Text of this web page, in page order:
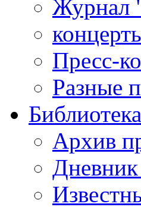
Журнал
Пресс-
Разные
Библиотека
Архив
Дневник